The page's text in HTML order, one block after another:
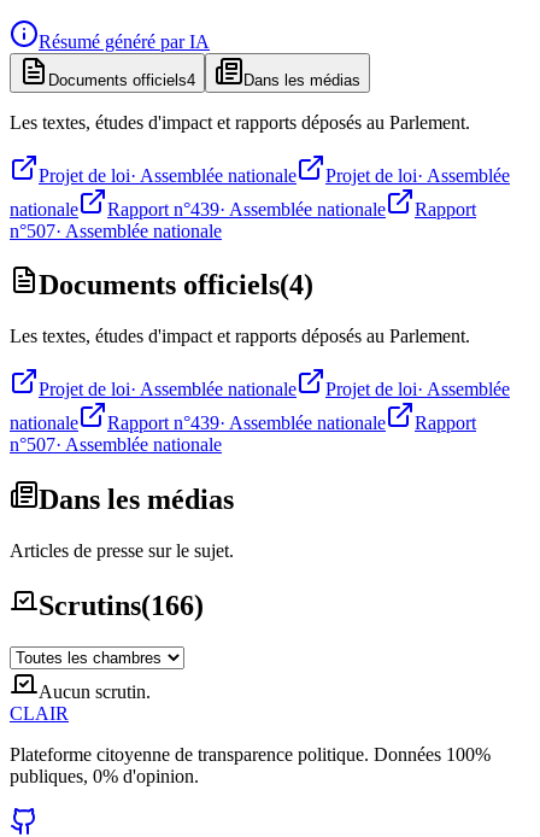
Résumé généré par IA
Documents officiels4 Dans les médias
Les textes, études d'impact et rapports déposés au Parlement.
Projet de loi· Assemblée nationale Projet de loi· Assemblée
nationale
Rapport n°439· Assemblée nationale
Rapport
n°507· Assemblée nationale
Documents officiels(4)
Les textes, études d'impact et rapports déposés au Parlement.
Projet de loi· Assemblée nationale Projet de loi· Assemblée
nationale
Rapport n°439· Assemblée nationale
Rapport
n°507· Assemblée nationale
Dans les médias
Articles de presse sur le sujet.
Scrutins(166)
Aucun scrutin.
CLAIR
Plateforme citoyenne de transparence politique. Données 100%
publiques, 0% d'opinion.